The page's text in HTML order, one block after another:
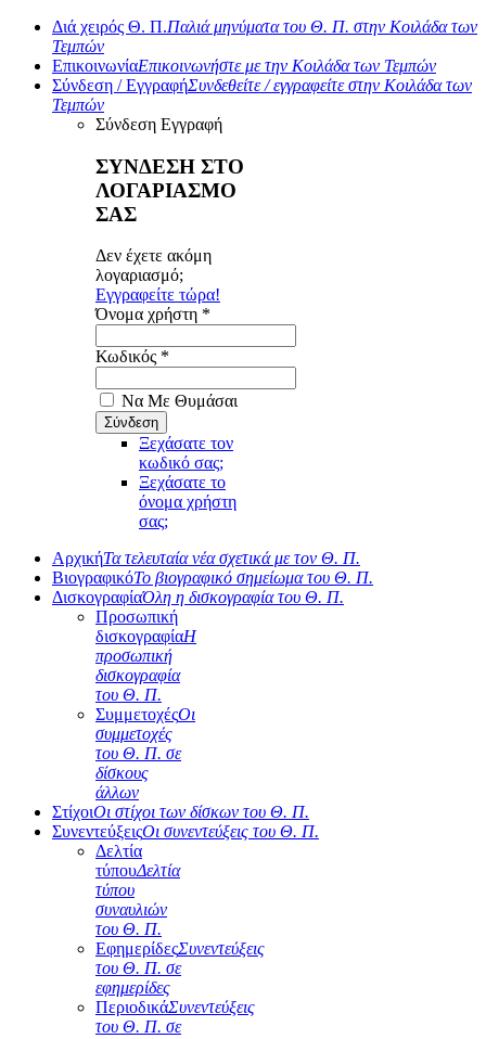
Διά χειρός Θ. Π.Παλιά μηνύματα του Θ. Π. στην Κοιλάδα των
Τεμπών
ΕπικοινωνίαΕπικοινωνήστε με την Κοιλάδα των Τεμπών
Σύνδεση / ΕγγραφήΣυνδεθείτε / εγγραφείτε στην Κοιλάδα των
Τεμπών
Σύνδεση Εγγραφή
ΣΥΝΔΕΣΗ ΣΤΟ
ΛΟΓΑΡΙΑΣΜΟ
ΣΑΣ
Δεν έχετε ακόμη
λογαριασμό;
Εγγραφείτε τώρα!
Όνομα χρήστη *
Κωδικός *
Να Με Θυμάσαι
Ξεχάσατε τον
κωδικό σας;
Ξεχάσατε το
όνομα χρήστη
σας;
ΑρχικήΤα τελευταία νέα σχετικά με τον Θ. Π.
ΒιογραφικόΤο βιογραφικό σημείωμα του Θ. Π.
ΔισκογραφίαΌλη η δισκογραφία του Θ. Π.
Προσωπική
δισκογραφίαΗ
προσωπική
δισκογραφία
του Θ. Π.
ΣυμμετοχέςΟι
συμμετοχές
του Θ. Π. σε
δίσκους
άλλων
ΣτίχοιΟι στίχοι των δίσκων του Θ. Π.
ΣυνεντεύξειςΟι συνεντεύξεις του Θ. Π.
Δελτία
τύπουΔελτία
τύπου
συναυλιών
του Θ. Π.
ΕφημερίδεςΣυνεντεύξεις
του Θ. Π. σε
εφημερίδες
ΠεριοδικάΣυνεντεύξεις
του Θ. Π. σε